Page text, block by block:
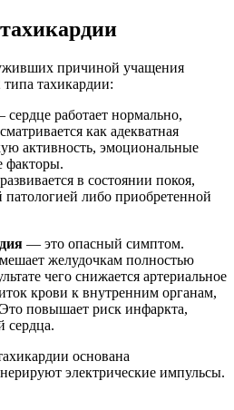
причиной учащения
тахикардии:
работает нормально,
как адекватная
активность, эмоциональные
факторы.
в состоянии покоя,
либо приобретенной
— это опасный симптом.
желудочкам полностью
чего снижается артериальное
крови к внутренним органам,
повышает риск инфаркта,
сердца.
основана
электрические импульсы.